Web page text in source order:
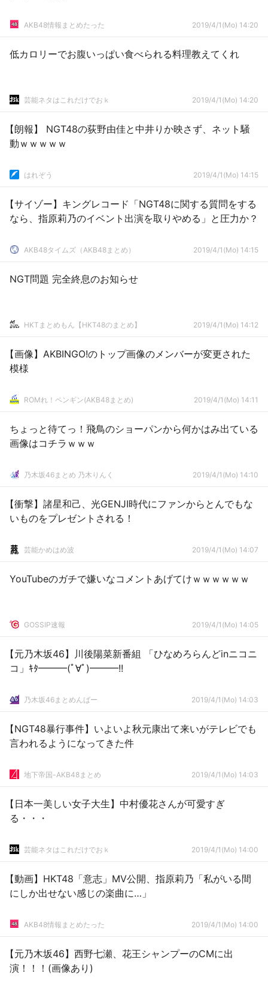
AKB48情報まとめたった 2019/4/1(Mo) 14:20
低カロリーでお腹いっぱい食べられる料理教えてくれ
芸能ネタはこれだけでおｋ 2019/4/1(Mo) 14:20
【朗報】 NGT48の荻野由佳と中井りか映さず、ネット騒
動ｗｗｗｗｗ
はれぞう 2019/4/1(Mo) 14:15
【サイゾー】キングレコード「NGT48に関する質問をする
なら、指原莉乃のイベント出演を取りやめる」と圧力か？
AKB48タイムズ（AKB48まとめ） 2019/4/1(Mo) 14:15
NGT問題 完全終息のお知らせ
HKTまとめもん【HKT48のまとめ】 2019/4/1(Mo) 14:12
【画像】AKBINGO!のトップ画像のメンバーが変更された
模様
ROMれ！ペンギン(AKB48まとめ) 2019/4/1(Mo) 14:11
ちょっと待てっ！飛鳥のショーパンから何かはみ出ている
画像はコチラｗｗｗ
乃木坂46まとめ 乃木りんく 2019/4/1(Mo) 14:10
【衝撃】諸星和己、光GENJI時代にファンからとんでもな
いものをプレゼントされる！
芸能かめはめ波 2019/4/1(Mo) 14:07
YouTubeのガチで嫌いなコメントあげてけｗｗｗｗｗｗ
GOSSIP速報 2019/4/1(Mo) 14:05
【元乃木坂46】川後陽菜新番組 「ひなめろらんどinニコニ
コ」ｷﾀ━━━(ﾟ∀ﾟ)━━━!!
乃木坂46まとめんばー 2019/4/1(Mo) 14:03
【NGT48暴行事件】いよいよ秋元康出て来いがテレビでも
言われるようになってきた件
地下帝国-AKB48まとめ 2019/4/1(Mo) 14:03
【日本一美しい女子大生】中村優花さんが可愛すぎ
る・・・
芸能ネタはこれだけでおｋ 2019/4/1(Mo) 14:00
【動画】HKT48「意志」MV公開、指原莉乃「私がいる間
にしか出せない感じの楽曲に…」
AKB48情報まとめたった 2019/4/1(Mo) 14:00
【元乃木坂46】西野七瀬、花王シャンプーのCMに出
演！！！(画像あり)